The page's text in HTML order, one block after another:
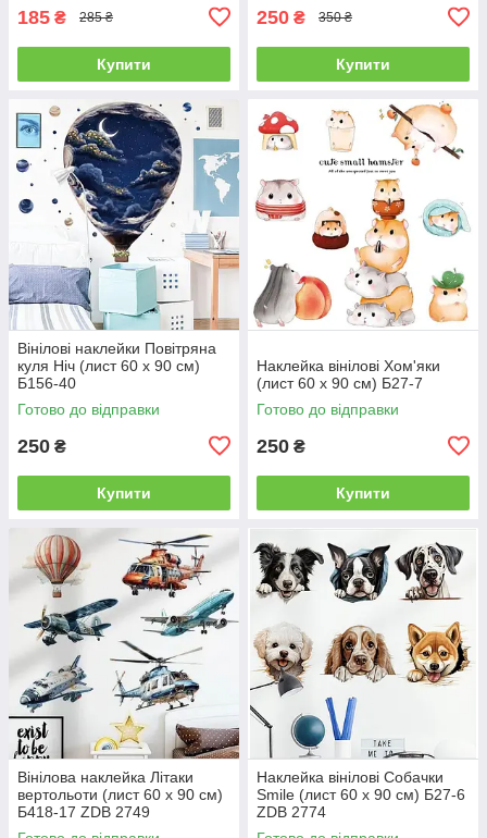
185 ₴ 285 ₴
Купити
250 ₴ 350 ₴
Купити
Вінілові наклейки Повітряна
куля Ніч (лист 60 х 90 см)
Б156-40
Готово до відправки
250 ₴
Купити
Наклейка вінілові Хом'яки
(лист 60 х 90 см) Б27-7
Готово до відправки
250 ₴
Купити
Вінілова наклейка Літаки
вертольоти (лист 60 х 90 см)
Б418-17 ZDB 2749
Наклейка вінілові Собачки
Smile (лист 60 х 90 см) Б27-6
ZDB 2774